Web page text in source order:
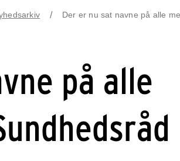
Der er nu sat navne på alle
på alle